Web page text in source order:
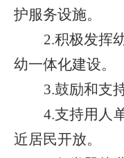
护服务设施。
2.积极发挥
幼一体化建设。
3.鼓励和支
4.支持用人
近居民开放。